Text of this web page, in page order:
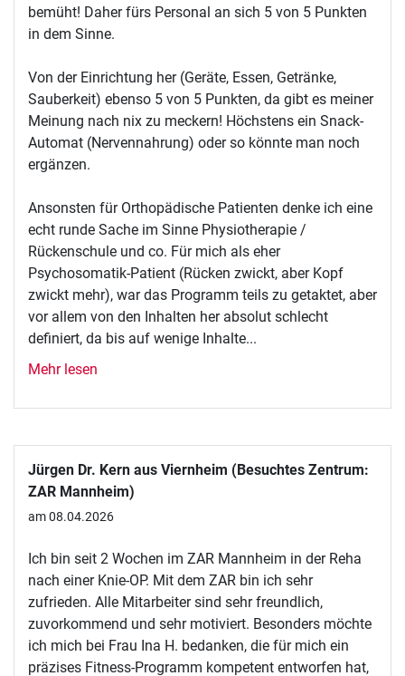
bemüht! Daher fürs Personal an sich 5 von 5 Punkten
in dem Sinne.
Von der Einrichtung her (Geräte, Essen, Getränke,
Sauberkeit) ebenso 5 von 5 Punkten, da gibt es meiner
Meinung nach nix zu meckern! Höchstens ein Snack-
Automat (Nervennahrung) oder so könnte man noch
ergänzen.
Ansonsten für Orthopädische Patienten denke ich eine
echt runde Sache im Sinne Physiotherapie /
Rückenschule und co. Für mich als eher
Psychosomatik-Patient (Rücken zwickt, aber Kopf
zwickt mehr), war das Programm teils zu getaktet, aber
vor allem von den Inhalten her absolut schlecht
definiert, da bis auf wenige Inhalte...
Mehr lesen
Jürgen Dr. Kern aus Viernheim (Besuchtes Zentrum:
ZAR Mannheim)
am 08.04.2026
Ich bin seit 2 Wochen im ZAR Mannheim in der Reha
nach einer Knie-OP. Mit dem ZAR bin ich sehr
zufrieden. Alle Mitarbeiter sind sehr freundlich,
zuvorkommend und sehr motiviert. Besonders möchte
ich mich bei Frau Ina H. bedanken, die für mich ein
präzises Fitness-Programm kompetent entworfen hat,